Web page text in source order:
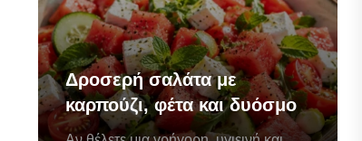
Δροσερή σαλάτα με
καρπούζι, φέτα και δυόσμο